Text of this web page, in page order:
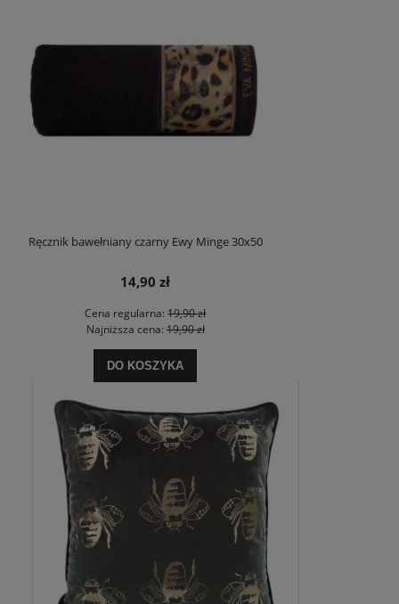
Ręcznik bawełniany czarny Ewy Minge 30x50
14,90 zł
Cena regularna: 19,90 zł
Najniższa cena:19,90 zł
DO KOSZYKA